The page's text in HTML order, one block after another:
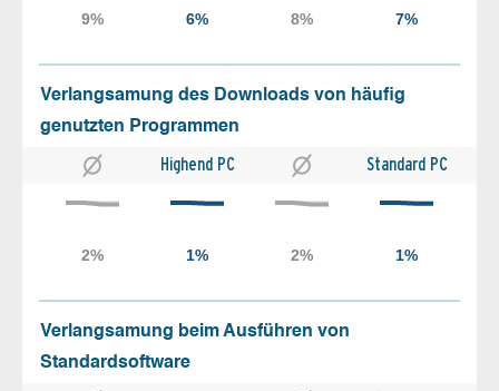
Verlangsamung des Downloads von häufig
genutzten Programmen
Highend PC Standard PC
Verlangsamung beim Ausführen von
Standardsoftware